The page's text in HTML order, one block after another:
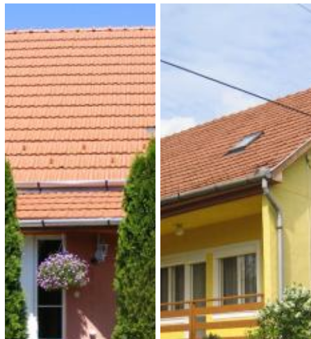
Czakó Vendégház és
Nyaralóudvar
2 500 Ft (fő / éj-től)
3348 Szilvásvárad, Rózsa u.
1.
Típusa: Vendégházak •
SZÉP-kártya:
• Klíma:
• WIFI:
• Kutyabarát:
Férőhely: max. 17 fő
Hegyi Panzió***
4 000 Ft (fő / éj-től)
3348 Szilvásvárad, Egri Út
36/b.
Típusa: • SZÉP-kártya:
• Klíma:
• WIFI:
Megnézem